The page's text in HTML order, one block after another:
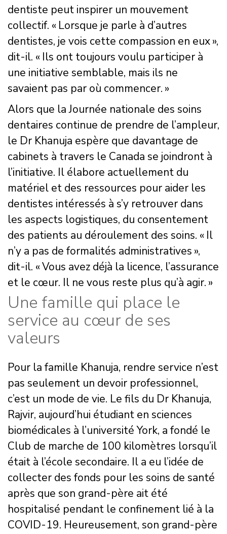
dentiste peut inspirer un mouvement
collectif. « Lorsque je parle à d’autres
dentistes, je vois cette compassion en eux »,
dit-il. « Ils ont toujours voulu participer à
une initiative semblable, mais ils ne
savaient pas par où commencer. »
Alors que la Journée nationale des soins
dentaires continue de prendre de l’ampleur,
le Dr Khanuja espère que davantage de
cabinets à travers le Canada se joindront à
l’initiative. Il élabore actuellement du
matériel et des ressources pour aider les
dentistes intéressés à s’y retrouver dans
les aspects logistiques, du consentement
des patients au déroulement des soins. « Il
n’y a pas de formalités administratives »,
dit-il. « Vous avez déjà la licence, l’assurance
et le cœur. Il ne vous reste plus qu’à agir. »
Une famille qui place le
service au cœur de ses
valeurs
Pour la famille Khanuja, rendre service n’est
pas seulement un devoir professionnel,
c’est un mode de vie. Le fils du Dr Khanuja,
Rajvir, aujourd’hui étudiant en sciences
biomédicales à l’université York, a fondé le
Club de marche de 100 kilomètres lorsqu’il
était à l’école secondaire. Il a eu l’idée de
collecter des fonds pour les soins de santé
après que son grand-père ait été
hospitalisé pendant le confinement lié à la
COVID-19. Heureusement, son grand-père